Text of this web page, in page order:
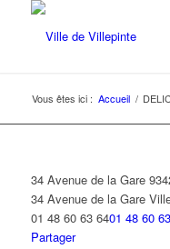
Vous êtes ici : Accueil /
34 Avenue de la Gare
34 Avenue de la Gare
01 48 60 63 6401 48 60
Partager